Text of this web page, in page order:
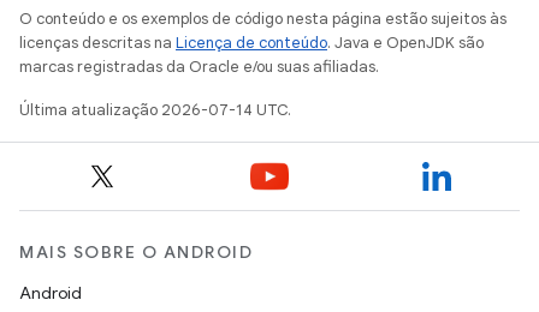
O conteúdo e os exemplos de código nesta página estão sujeitos às
licenças descritas na Licença de conteúdo. Java e OpenJDK são
marcas registradas da Oracle e/ou suas afiliadas.
Última atualização 2026-07-14 UTC.
MAIS SOBRE O ANDROID
Android